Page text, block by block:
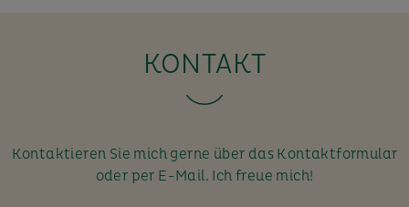
KONTAKT
Kontaktieren Sie mich gerne über das Kontaktformular
oder per E-Mail. Ich freue mich!